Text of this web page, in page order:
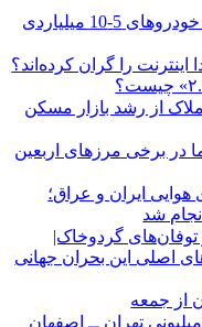
بازار خودرو برای خودروهای 5-10 میلیاردی
اینترنت را گران کرده‌اند؟
از رشد بازار مسکن
در برخی مرزهای اربعین
ایران و عراق؛
توفان‌های گردوخاک|
اصلی این بحران جهانی
از جمعه
بلیت ۲۱ میلیونی تهران ــ اصفهان